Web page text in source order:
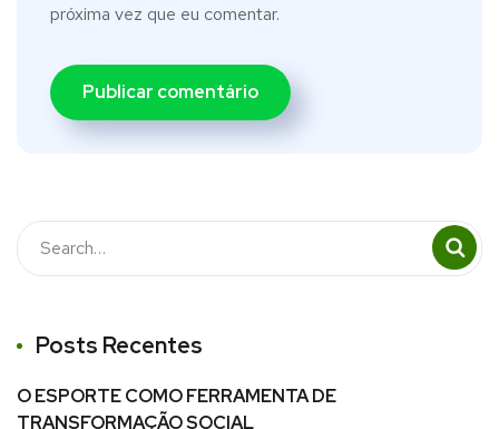
próxima vez que eu comentar.
Posts Recentes
O ESPORTE COMO FERRAMENTA DE
TRANSFORMAÇÃO SOCIAL